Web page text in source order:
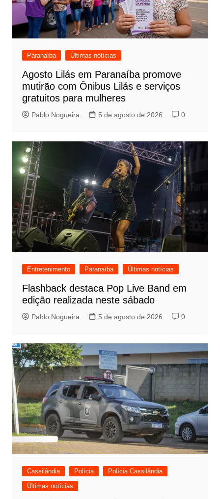
Paranaíba Últimas notícias
Agosto Lilás em Paranaíba promove
mutirão com Ônibus Lilás e serviços
gratuitos para mulheres
Pablo Nogueira 5 de agosto de 2026 0
Entretenimento Paranaíba Últimas notícias
Flashback destaca Pop Live Band em
edição realizada neste sábado
Pablo Nogueira 5 de agosto de 2026 0
Cassilândia Polícia
Polícia Cassilândia
Últimas notícias